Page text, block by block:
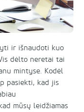
ir išnaudoti kuo
dėlto neretai tai
mintyse. Kodėl
pasiekti, kad jis
mūsų leidžiamas